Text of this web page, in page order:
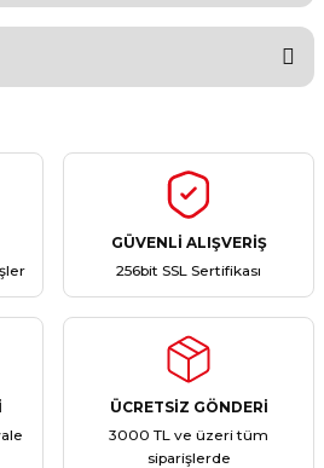
Yorum Yaz
henüz soru sorulmamış.
GÜVENLİ ALIŞVERİŞ
256bit SSL Sertifikası
ÜCRETSİZ GÖNDERİ
3000 TL ve üzeri tüm
siparişlerde